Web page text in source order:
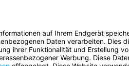
Gefahrgut:
Batterien sind enthalten: